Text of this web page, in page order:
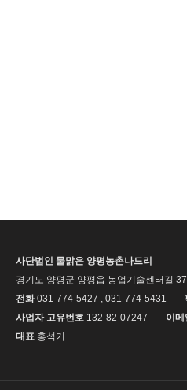
사단법인 물맑은 양평농촌나드리
경기도 양평군 양평읍 농업기술센터길
전화031-774-5427 , 031-774-5431
사업자 고유번호 132-82-07247 이메
대표 홍석기